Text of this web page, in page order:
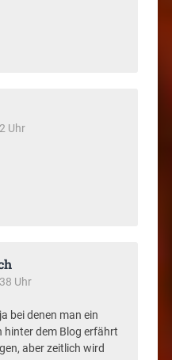
Uhr
Uhr
bei denen man ein
hinter dem Blog erfährt
aber zeitlich wird